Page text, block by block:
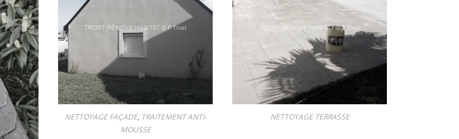
NETTOYAGE FAÇADE, TRAITEMENT ANTI-
MOUSSE
NETTOYAGE TERRASSE